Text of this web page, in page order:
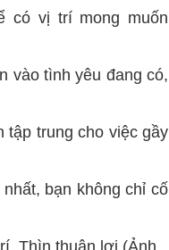
có vị trí mong muốn
vào tình yêu đang có,
tập trung cho việc gầy
bạn không chỉ cố